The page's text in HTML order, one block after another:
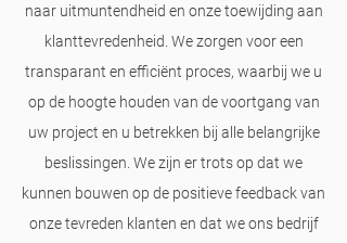
naar uitmuntendheid en onze toewijding aan
klanttevredenheid. We zorgen voor een
transparant en efficiënt proces, waarbij we u
op de hoogte houden van de voortgang van
uw project en u betrekken bij alle belangrijke
beslissingen. We zijn er trots op dat we
kunnen bouwen op de positieve feedback van
onze tevreden klanten en dat we ons bedrijf